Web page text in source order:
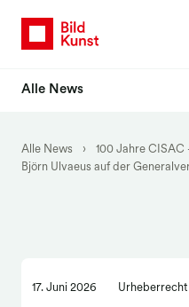
Alle News
Newsletter
Alle News ›
100 Jahre CISAC
Björn Ulvaeus auf der
17. Juni 2026 Urheberrecht